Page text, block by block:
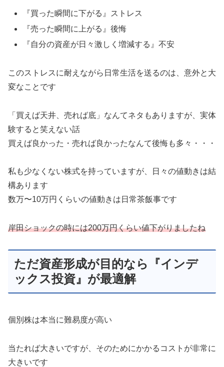
『買った瞬間に下がる』ストレス
『売った瞬間に上がる』後悔
『自分の資産が日々激しく増減する』不安
このストレスに耐えながら日常生活を送るのは、意外と大
変なことです
「買えば天井、売れば底」なんてネタもありますが、実体
験すると笑えない話
買えば良かった・売れば良かったなんて後悔も多々・・・
私も少なくない株式を持っていますが、日々の値動きは結
構あります
数万〜10万円くらいの値動きは日常茶飯事です
岸田ショックの時には200万円くらい値下がりましたね
ただ資産形成が目的なら『インデ
ックス投資』が最適解
個別株は本当に難易度が高い
当たれば大きいですが、そのためにかかるコストが非常に
大きいです